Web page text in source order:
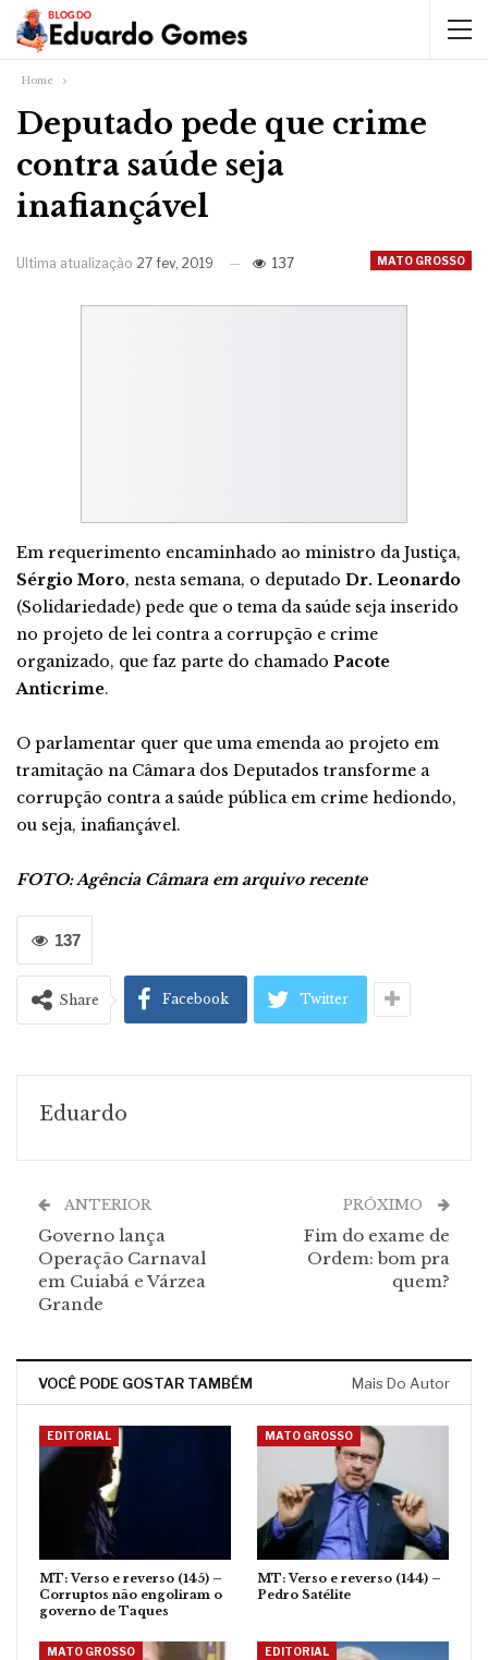
Home
Deputado pede que crime
contra saúde seja
inafiançável
MATO GROSSO
Ultima atualização 27 fev, 2019 137
Em requerimento encaminhado ao ministro da Justiça,
Sérgio Moro, nesta semana, o deputado Dr. Leonardo
(Solidariedade) pede que o tema da saúde seja inserido
no projeto de lei contra a corrupção e crime
organizado, que faz parte do chamado Pacote
Anticrime.
O parlamentar quer que uma emenda ao projeto em
tramitação na Câmara dos Deputados transforme a
corrupção contra a saúde pública em crime hediondo,
ou seja, inafiançável.
FOTO: Agência Câmara em arquivo recente
137
Share Facebook Twitter
Eduardo
ANTERIOR
Governo lança
Operação Carnaval
em Cuiabá e Várzea
Grande
PRÓXIMO
Fim do exame de
Ordem: bom pra
quem?
VOCÊ PODE GOSTAR TAMBÉM Mais Do Autor
EDITORIAL
MT: Verso e reverso (145) –
Corruptos não engoliram o
governo de Taques
MATO GROSSO
MT: Verso e reverso (144) –
Pedro Satélite
MATO GROSSO EDITORIAL